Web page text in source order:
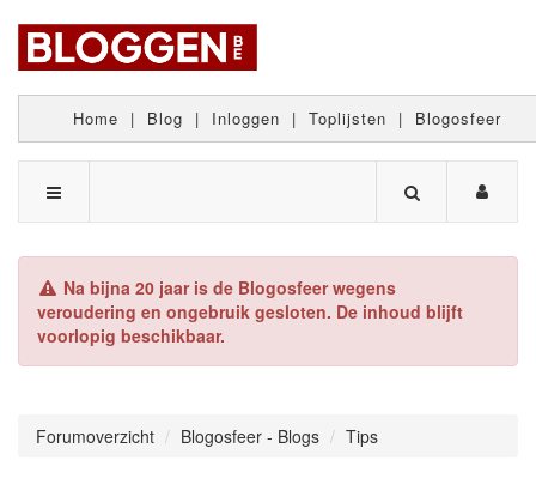
Home | Blog | Inloggen | Toplijsten | Blogosfeer
Na bijna 20 jaar is de Blogosfeer wegens
veroudering en ongebruik gesloten. De inhoud blijft
voorlopig beschikbaar.
Forumoverzicht Blogosfeer - Blogs Tips